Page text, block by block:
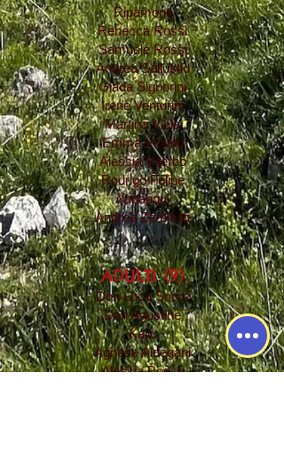
Ripamonti
Rebecca Rossi
Samuele Rossi
Andrea Sallustio
Giada Signorini
Irene Venturini
Martina Viola
Emma Violato
Alessia Viterbo
Rodrigo Felipe
Yupanqui
Andrea Zerbinati
ADULTI (9)
Don Luca Sorce
Don Agustine
Kaliu
Agnese Aldegani
Alessia Bosco